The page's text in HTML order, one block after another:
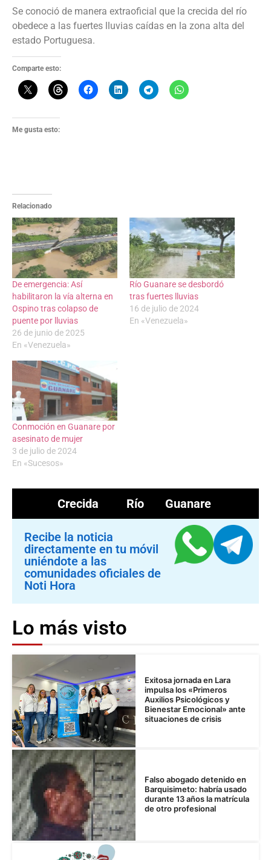
Se conoció de manera extraoficial que la crecida del río
obedece a las fuertes lluvias caídas en la zona alta del
estado Portuguesa.
Comparte esto:
Me gusta esto:
Relacionado
De emergencia: Así
habilitaron la vía alterna en
Ospino tras colapso de
puente por lluvias
26 de junio de 2025
En «Venezuela»
Río Guanare se desbordó
tras fuertes lluvias
16 de julio de 2024
En «Venezuela»
Conmoción en Guanare por
asesinato de mujer
3 de julio de 2024
En «Sucesos»
Crecida Río Guanare
Recibe la noticia
directamente en tu móvil
uniéndote a las
comunidades oficiales de
Noti Hora
Lo más visto
Exitosa jornada en Lara
impulsa los «Primeros
Auxilios Psicológicos y
Bienestar Emocional» ante
situaciones de crisis
Falso abogado detenido en
Barquisimeto: habría usado
durante 13 años la matrícula
de otro profesional